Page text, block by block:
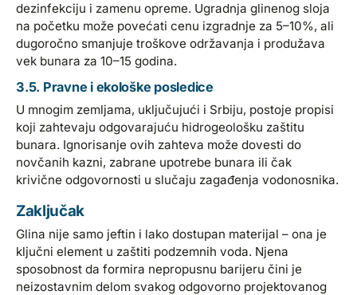
dezinfekciju i zamenu opreme. Ugradnja glinenog sloja
na početku može povećati cenu izgradnje za 5–10%, ali
dugoročno smanjuje troškove održavanja i produžava
vek bunara za 10–15 godina.
3.5. Pravne i ekološke posledice
U mnogim zemljama, uključujući i Srbiju, postoje propisi
koji zahtevaju odgovarajuću hidrogeološku zaštitu
bunara. Ignorisanje ovih zahteva može dovesti do
novčanih kazni, zabrane upotrebe bunara ili čak
krivične odgovornosti u slučaju zagađenja vodonosnika.
Zaključak
Glina nije samo jeftin i lako dostupan materijal – ona je
ključni element u zaštiti podzemnih voda. Njena
sposobnost da formira nepropusnu barijeru čini je
neizostavnim delom svakog odgovorno projektovanog